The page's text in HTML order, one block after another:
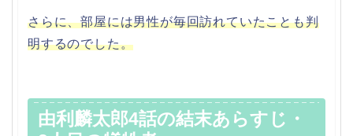
さらに、部屋には男性が毎回訪れていたことも判
明するのでした。
由利麟太郎4話の結末あらすじ・